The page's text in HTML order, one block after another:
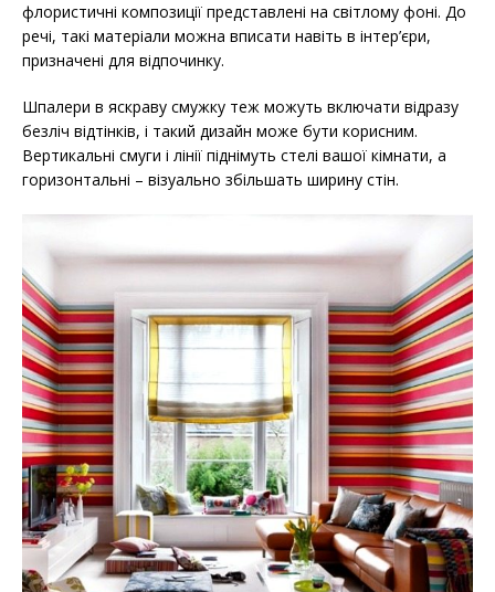
флористичні композиції представлені на світлому фоні. До
речі, такі матеріали можна вписати навіть в інтер’єри,
призначені для відпочинку.
Шпалери в яскраву смужку теж можуть включати відразу
безліч відтінків, і такий дизайн може бути корисним.
Вертикальні смуги і лінії піднімуть стелі вашої кімнати, а
горизонтальні – візуально збільшать ширину стін.